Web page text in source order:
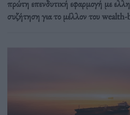
πρώτη επενδυτική εφαρμογή με
συζήτηση για το μέλλον του